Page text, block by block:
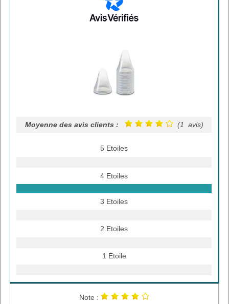
Moyenne des avis clients : (1 avis)
5 Etoiles
4 Etoiles
3 Etoiles
2 Etoiles
1 Etoile
Note :